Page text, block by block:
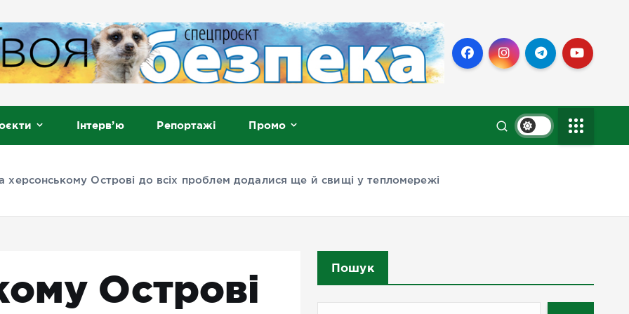
Інтерв’ю Репортажі Промо
херсонському Острові до всіх проблем додалися ще й свищі у тепломережі
Острові
Пошук